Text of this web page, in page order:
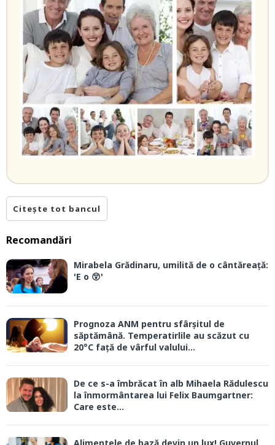
Citește tot bancul
Recomandări
Mirabela Grădinaru, umilită de o cântăreață:
'E o 😲'
Prognoza ANM pentru sfârșitul de
săptămână. Temperatirlile au scăzut cu
20°C față de vârful valului...
De ce s-a îmbrăcat în alb Mihaela Rădulescu
la înmormântarea lui Felix Baumgartner:
Care este...